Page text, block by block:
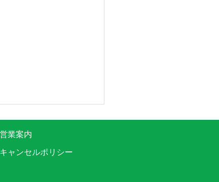
営業案内
キャンセルポリシー